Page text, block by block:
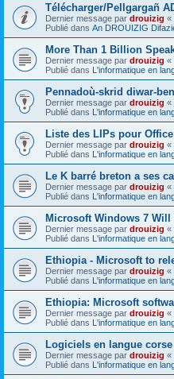
Télécharger/Pellgargañ
Dernier message par drouizig «
Publié dans An DROUIZIG
More Than 1 Billion
Dernier message par drouizig «
Publié dans L'informatique en
Pennadoù-skrid diwar-
Dernier message par drouizig «
Publié dans L'informatique en
Liste des LIPs pour Office
Dernier message par drouizig «
Publié dans L'informatique en
Le K barré breton a ses
Dernier message par drouizig «
Publié dans L'informatique en
Microsoft Windows 7 Will
Dernier message par drouizig «
Publié dans L'informatique en
Ethiopia - Microsoft to
Dernier message par drouizig «
Publié dans L'informatique en
Ethiopia: Microsoft
Dernier message par drouizig «
Publié dans L'informatique en
Logiciels en langue corse
Dernier message par drouizig «
Publié dans L'informatique en